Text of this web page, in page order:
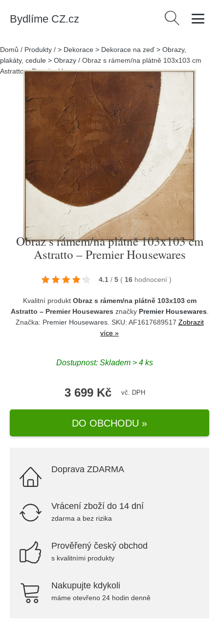
Bydlíme CZ.cz Vyhledávání
Domů / Produkty / > Dekorace > Dekorace na zeď > Obrazy,
plakáty, cedule > Obrazy / Obraz s rámem/na plátně 103x103 cm
Astratto – Premier Housewares
Obraz s rámem/na plátně 103x103 cm
Astratto – Premier Housewares
4.1 / 5 ( 16 hodnocení )
Kvalitní produkt Obraz s rámem/na plátně 103x103 cm
Astratto – Premier Housewares značky Premier Housewares
Značka: Premier Housewares. SKU: AF1617689517 Zobrazit
více »
Dostupnost: Skladem > 4 ks
3 699 Kč vč. DPH
DO OBCHODU »
Doprava ZDARMA
Vrácení zboží do 14 dní
zdarma a bez rizika
Prověřený český obchod
s kvalitními produkty
Nakupujte kdykoli
máme otevřeno 24 hodin denně